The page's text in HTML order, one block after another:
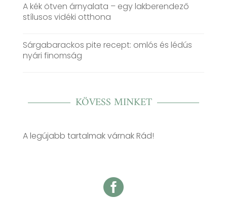
A kék ötven árnyalata – egy lakberendező
stílusos vidéki otthona
Sárgabarackos pite recept: omlós és lédús
nyári finomság
KÖVESS MINKET
A legújabb tartalmak várnak Rád!
